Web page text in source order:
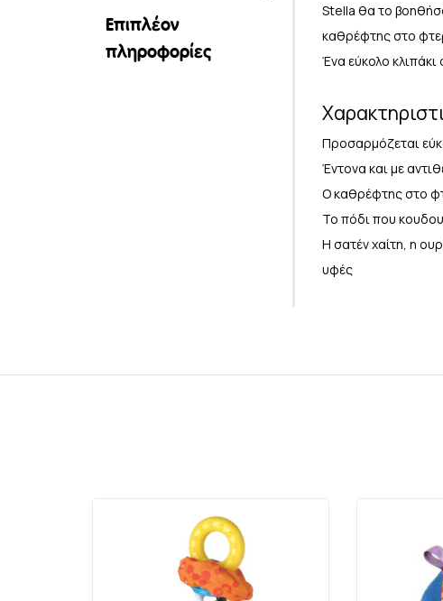
Επιπλέον
πληροφορίες
Stella θα το
καθρέφτης στο
Ένα εύκολο
Προσαρμόζεται
Έντονα και με
Ο καθρέφτης στο
Το πόδι που
Η σατέν χαίτη, η
υφές